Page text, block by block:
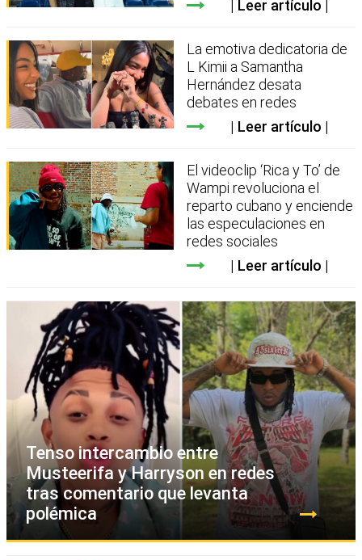
Leer artículo
La emotiva dedicatoria de
L Kimii a Samantha
Hernández desata
debates en redes
Leer artículo
El videoclip ‘Rica y To’ de
Wampi revoluciona el
reparto cubano y enciende
las especulaciones en
redes sociales
Leer artículo
Tenso intercambio entre
Musteerifa y Harryson en redes
tras comentario que levanta
polémica